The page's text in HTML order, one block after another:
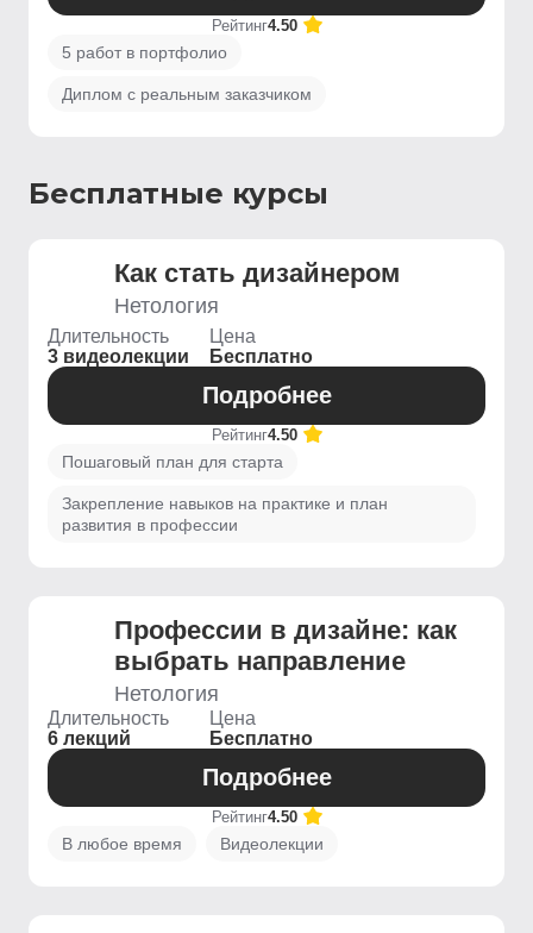
Рейтинг4.50
5 работ в портфолио
Диплом с реальным заказчиком
Бесплатные курсы
Как стать дизайнером
Нетология
Длительность
3 видеолекции
Цена
Бесплатно
Подробнее
Рейтинг4.50
Пошаговый план для старта
Закрепление навыков на практике и план
развития в профессии
Профессии в дизайне: как
выбрать направление
Нетология
Длительность
6 лекций
Цена
Бесплатно
Подробнее
Рейтинг4.50
В любое время Видеолекции